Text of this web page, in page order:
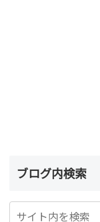
ブログ内検索